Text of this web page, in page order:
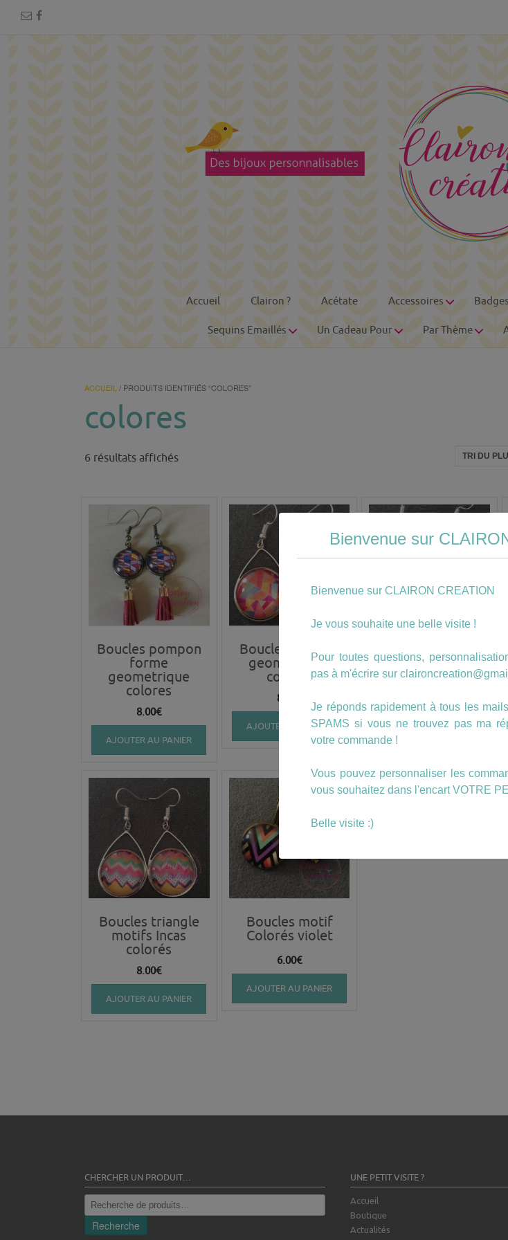
Accueil Clairon ? Acétate Accessoires Badges
Sequins Emaillés Un Cadeau Pour Par Thème
ACCUEIL / PRODUITS IDENTIFIÉS “COLORES”
colores
6 résultats affichésTrié
récent
Boucles pompon
forme
geometrique
colores
8.00€
AJOUTER AU PANIER
Boucles triangle
geometrique
colores
8.00
AJOUTER AU PANIER
Boucles Pendantes
géometriques
colorés
AJOUTER AU PANIER
Boucles triangle
motifs Incas
colorés
8.00€
AJOUTER AU PANIER
Boucles motif
Colorés violet
6.00€
AJOUTER AU PANIER
CHERCHER UN PRODUIT…
Recherche
pour :
Recherche
UNE PETIT VISITE ?
Accueil
Boutique
Actualités
Bienvenue sur
Bienvenue sur CLAIRON CREATION
Je vous souhaite une belle visite !
Pour toutes questions,
pas à m'écrire sur
Je réponds rapidement à tous les
SPAMS si vous ne trouvez pas ma
votre commande !
Vous pouvez personnaliser les
vous souhaitez dans l'encart VOTRE
Belle visite :)